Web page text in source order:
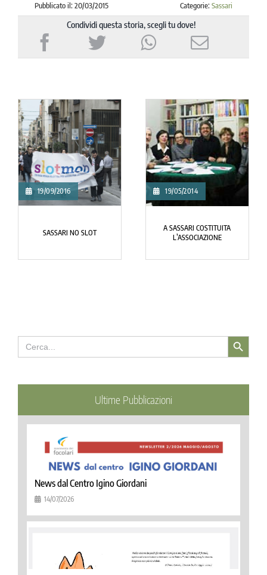
Pubblicato il: 20/03/2015 Categorie:Sassari
Condividi questa storia, scegli tu dove!
19/09/2016
SASSARI NO SLOT
19/05/2014
A SASSARI COSTITUITA
L’ASSOCIAZIONE
Search
for:
Search Button
Ultime Pubblicazioni
News dal Centro Igino Giordani
14/07/2026